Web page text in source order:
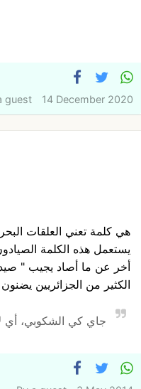
guest 14 December 2020
هي كلمة تعني العلقات
يستعمل هذه الكلمة
أخر عن ما أصاد يجيب "
الكثير من الجزائريين
جاي كي الشكوبي، أي